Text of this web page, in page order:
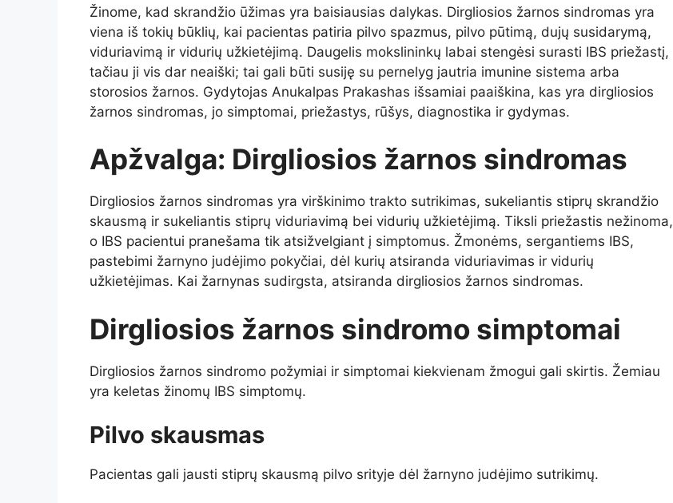
Žinome, kad skrandžio ūžimas yra baisiausias dalykas. Dirgliosios žarnos sindromas yra
viena iš tokių būklių, kai pacientas patiria pilvo spazmus, pilvo pūtimą, dujų susidarymą,
viduriavimą ir vidurių užkietėjimą. Daugelis mokslininkų labai stengėsi surasti IBS priežastį,
tačiau ji vis dar neaiški; tai gali būti susiję su pernelyg jautria imunine sistema arba
storosios žarnos. Gydytojas Anukalpas Prakashas išsamiai paaiškina, kas yra dirgliosios
žarnos sindromas, jo simptomai, priežastys, rūšys, diagnostika ir gydymas.
Apžvalga: Dirgliosios žarnos sindromas
Dirgliosios žarnos sindromas yra virškinimo trakto sutrikimas, sukeliantis stiprų skrandžio
skausmą ir sukeliantis stiprų viduriavimą bei vidurių užkietėjimą. Tiksli priežastis nežinoma,
o IBS pacientui pranešama tik atsižvelgiant į simptomus. Žmonėms, sergantiems IBS,
pastebimi žarnyno judėjimo pokyčiai, dėl kurių atsiranda viduriavimas ir vidurių
užkietėjimas. Kai žarnynas sudirgsta, atsiranda dirgliosios žarnos sindromas.
Dirgliosios žarnos sindromo simptomai
Dirgliosios žarnos sindromo požymiai ir simptomai kiekvienam žmogui gali skirtis. Žemiau
yra keletas žinomų IBS simptomų.
Pilvo skausmas
Pacientas gali jausti stiprų skausmą pilvo srityje dėl žarnyno judėjimo sutrikimų.